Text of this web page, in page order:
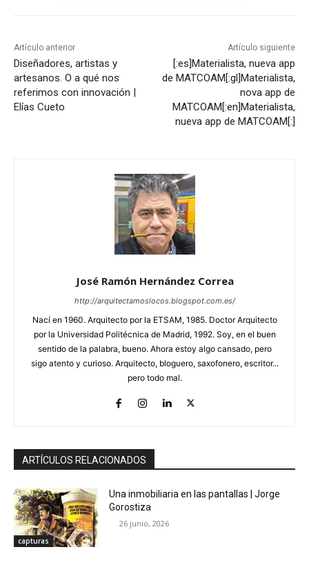
Artículo anterior
Diseñadores, artistas y
artesanos. O a qué nos
referimos con innovación |
Elías Cueto
Artículo siguiente
[:es]Materialista, nueva app
de MATCOAM[:gl]Materialista,
nova app de
MATCOAM[:en]Materialista,
nueva app de MATCOAM[:]
José Ramón Hernández Correa
http://arquitectamoslocos.blogspot.com.es/
Nací en 1960. Arquitecto por la ETSAM, 1985. Doctor Arquitecto
por la Universidad Politécnica de Madrid, 1992. Soy, en el buen
sentido de la palabra, bueno. Ahora estoy algo cansado, pero
sigo atento y curioso. Arquitecto, bloguero, saxofonero, escritor...
pero todo mal.
ARTÍCULOS RELACIONADOS
capturas
Una inmobiliaria en las pantallas | Jorge
Gorostiza
26 junio, 2026